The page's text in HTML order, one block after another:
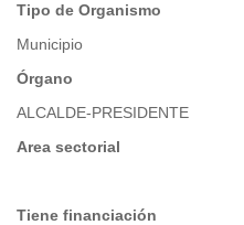
Tipo de Organismo
Municipio
Órgano
ALCALDE-PRESIDENTE
Area sectorial
Tiene financiación